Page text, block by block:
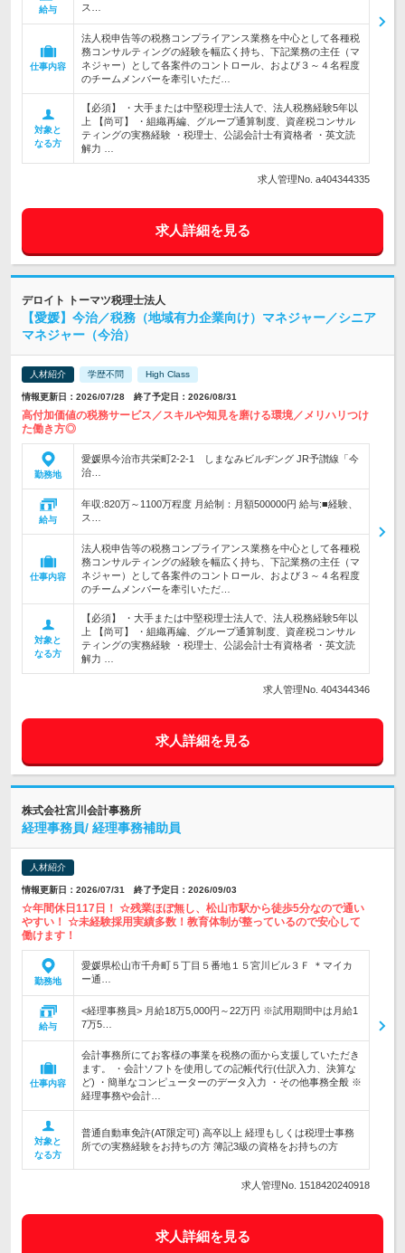
給与
ス…
仕事内容
法人税申告等の税務コンプライアンス業務を中心として各種税
務コンサルティングの経験を幅広く持ち、下記業務の主任（マ
ネジャー）として各案件のコントロール、および３～４名程度
のチームメンバーを牽引いただ…
対象と
なる方
【必須】 ・大手または中堅税理士法人で、法人税務経験5年以
上 【尚可】 ・組織再編、グループ通算制度、資産税コンサル
ティングの実務経験 ・税理士、公認会計士有資格者 ・英文読
解力 …
求人管理No. a404344335
求人詳細を見る
デロイト トーマツ税理士法人
【愛媛】今治／税務（地域有力企業向け）マネジャー／シニア
マネジャー（今治）
人材紹介 学歴不問 High Class
情報更新日：2026/07/28 終了予定日：2026/08/31
高付加価値の税務サービス／スキルや知見を磨ける環境／メリハリつけ
た働き方◎
勤務地
愛媛県今治市共栄町2-2-1 しまなみビルヂング JR予讃線「今
治…
給与
年収:820万～1100万程度 月給制：月額500000円 給与:■経験、
ス…
仕事内容
法人税申告等の税務コンプライアンス業務を中心として各種税
務コンサルティングの経験を幅広く持ち、下記業務の主任（マ
ネジャー）として各案件のコントロール、および３～４名程度
のチームメンバーを牽引いただ…
対象と
なる方
【必須】 ・大手または中堅税理士法人で、法人税務経験5年以
上 【尚可】 ・組織再編、グループ通算制度、資産税コンサル
ティングの実務経験 ・税理士、公認会計士有資格者 ・英文読
解力 …
求人管理No. 404344346
求人詳細を見る
株式会社宮川会計事務所
経理事務員/ 経理事務補助員
人材紹介
情報更新日：2026/07/31 終了予定日：2026/09/03
☆年間休日117日！ ☆残業ほぼ無し、松山市駅から徒歩5分なので通い
やすい！ ☆未経験採用実績多数！教育体制が整っているので安心して
働けます！
勤務地
愛媛県松山市千舟町５丁目５番地１５宮川ビル３Ｆ ＊マイカ
ー通…
給与
<経理事務員> 月給18万5,000円～22万円 ※試用期間中は月給1
7万5…
仕事内容
会計事務所にてお客様の事業を税務の面から支援していただき
ます。 ・会計ソフトを使用しての記帳代行(仕訳入力、決算な
ど) ・簡単なコンピューターのデータ入力 ・その他事務全般 ※
経理事務や会計…
対象と
なる方
普通自動車免許(AT限定可) 高卒以上 経理もしくは税理士事務
所での実務経験をお持ちの方 簿記3級の資格をお持ちの方
求人管理No. 1518420240918
求人詳細を見る